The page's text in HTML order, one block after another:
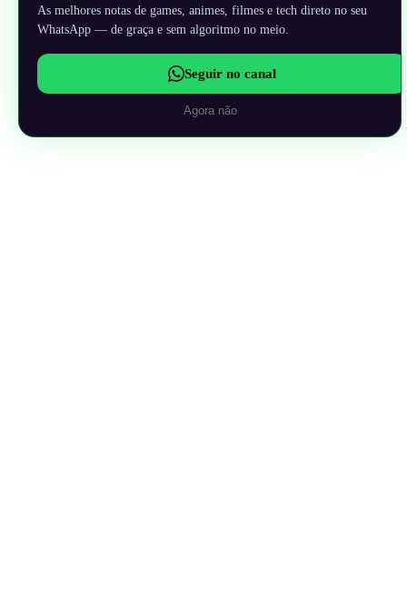
As melhores notas de games, animes, filmes e tech direto no seu
WhatsApp — de graça e sem algoritmo no meio.
Seguir no canal
Agora não